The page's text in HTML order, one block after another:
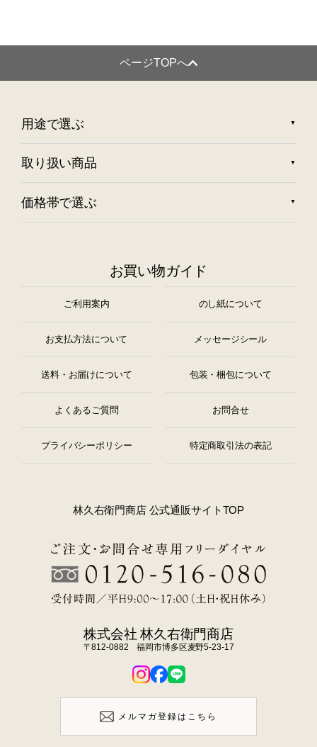
ページTOPへ
用途で選ぶ
取り扱い商品
価格帯で選ぶ
お買い物ガイド
ご利用案内 のし紙について
お支払方法について メッセージシール
送料・お届けについて 包装・梱包について
よくあるご質問 お問合せ
プライバシーポリシー 特定商取引法の表記
林久右衛門商店 公式通販サイトTOP
株式会社 林久右衛門商店
〒812-0882 福岡市博多区麦野5-23-17
メルマガ登録はこちら